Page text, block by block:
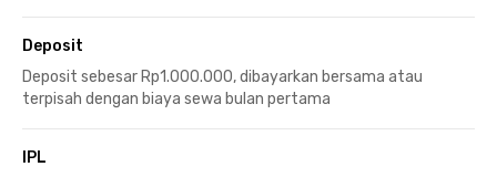
Deposit
Deposit sebesar Rp1.000.000, dibayarkan bersama atau
terpisah dengan biaya sewa bulan pertama
IPL